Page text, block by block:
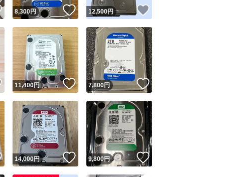
ユーザーの実績について
Yahoo!フリマが定めた一定の基準を満たしたユーザーにバッジを付与しています
安心取引出品者
安心取引出品者 Yahoo!フリマの基準をクリアした安心・安全なユーザーです
取引実績
この商品の情報をコピーします
商品画像の無断転載は禁止されています
いいね！
8,300円 いいね！
12,500円
いいね！
11,400円 いいね！
7,800円 いいね！
いいね！
14,000円 いいね！
9,800円 いいね！